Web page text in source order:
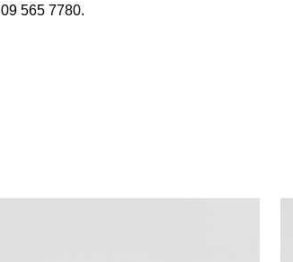
09 565 7780.